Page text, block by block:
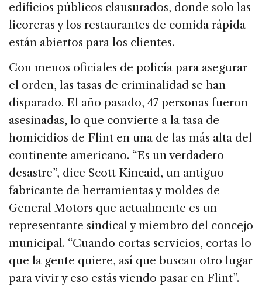
edificios públicos clausurados, donde solo las
licoreras y los restaurantes de comida rápida
están abiertos para los clientes.
Con menos oficiales de policía para asegurar
el orden, las tasas de criminalidad se han
disparado. El año pasado, 47 personas fueron
asesinadas, lo que convierte a la tasa de
homicidios de Flint en una de las más alta del
continente americano. “Es un verdadero
desastre”, dice Scott Kincaid, un antiguo
fabricante de herramientas y moldes de
General Motors que actualmente es un
representante sindical y miembro del concejo
municipal. “Cuando cortas servicios, cortas lo
que la gente quiere, así que buscan otro lugar
para vivir y eso estás viendo pasar en Flint”.